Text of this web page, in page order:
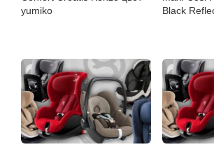
yumiko
Black